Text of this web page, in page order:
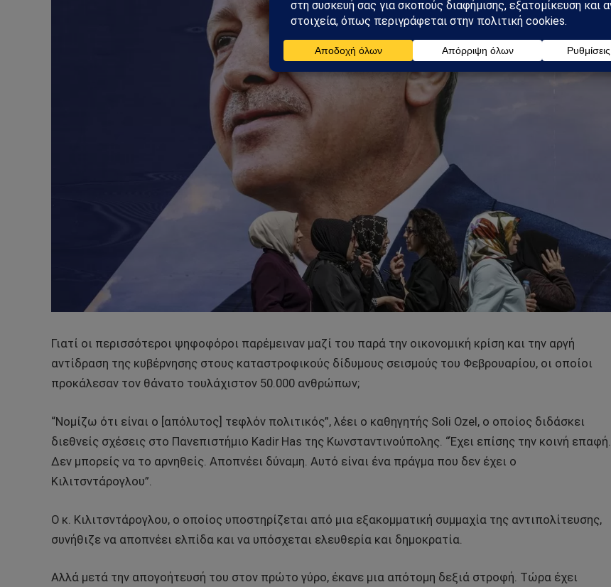
Γιατί οι περισσότεροι ψηφοφόροι παρέμειναν μαζί του παρά την οικονομική κρίση και την αργή
αντίδραση της κυβέρνησης στους καταστροφικούς δίδυμους σεισμούς του Φεβρουαρίου, οι οποίοι
προκάλεσαν τον θάνατο τουλάχιστον 50.000 ανθρώπων;
“Νομίζω ότι είναι ο [απόλυτος] τεφλόν πολιτικός”, λέει ο καθηγητής Soli Ozel, ο οποίος διδάσκει
διεθνείς σχέσεις στο Πανεπιστήμιο Kadir Has της Κωνσταντινούπολης. “Έχει επίσης την κοινή επαφή.
Δεν μπορείς να το αρνηθείς. Αποπνέει δύναμη. Αυτό είναι ένα πράγμα που δεν έχει ο
Κιλιτσντάρογλου”.
Ο κ. Κιλιτσντάρογλου, ο οποίος υποστηρίζεται από μια εξακομματική συμμαχία της αντιπολίτευσης,
συνήθιζε να αποπνέει ελπίδα και να υπόσχεται ελευθερία και δημοκρατία.
Αλλά μετά την απογοήτευσή του στον πρώτο γύρο, έκανε μια απότομη δεξιά στροφή. Τώρα έχει